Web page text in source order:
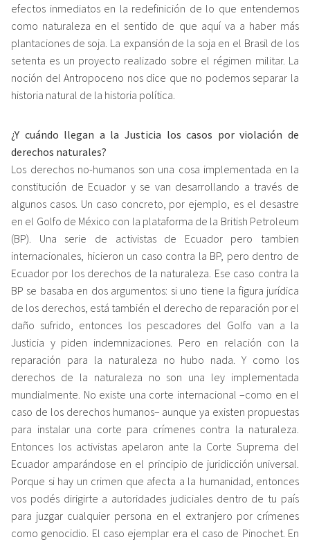
efectos inmediatos en la redefinición de lo que entendemos
como naturaleza en el sentido de que aquí va a haber más
plantaciones de soja. La expansión de la soja en el Brasil de los
setenta es un proyecto realizado sobre el régimen militar. La
noción del Antropoceno nos dice que no podemos separar la
historia natural de la historia política.
¿Y cuándo llegan a la Justicia los casos por violación de
derechos naturales?
Los derechos no-humanos son una cosa implementada en la
constitución de Ecuador y se van desarrollando a través de
algunos casos. Un caso concreto, por ejemplo, es el desastre
en el Golfo de México con la plataforma de la British Petroleum
(BP). Una serie de activistas de Ecuador pero tambien
internacionales, hicieron un caso contra la BP, pero dentro de
Ecuador por los derechos de la naturaleza. Ese caso contra la
BP se basaba en dos argumentos: si uno tiene la figura jurídica
de los derechos, está también el derecho de reparación por el
daño sufrido, entonces los pescadores del Golfo van a la
Justicia y piden indemnizaciones. Pero en relación con la
reparación para la naturaleza no hubo nada. Y como los
derechos de la naturaleza no son una ley implementada
mundialmente. No existe una corte internacional –como en el
caso de los derechos humanos– aunque ya existen propuestas
para instalar una corte para crímenes contra la naturaleza.
Entonces los activistas apelaron ante la Corte Suprema del
Ecuador amparándose en el principio de juridicción universal.
Porque si hay un crimen que afecta a la humanidad, entonces
vos podés dirigirte a autoridades judiciales dentro de tu país
para juzgar cualquier persona en el extranjero por crímenes
como genocidio. El caso ejemplar era el caso de Pinochet. En